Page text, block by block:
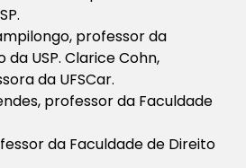
professor da
USP. Clarice Cohn,
da UFSCar.
professor da Faculdade
da Faculdade de Direito